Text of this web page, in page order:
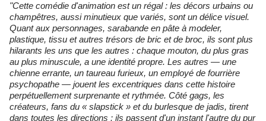
"Cette comédie d'animation est un régal : les décors urbains ou
champêtres, aussi minutieux que variés, sont un délice visuel.
Quant aux personnages, sarabande en pâte à modeler,
plastique, tissu et autres trésors de bric et de broc, ils sont plus
hilarants les uns que les autres : chaque mouton, du plus gras
au plus minuscule, a une identité propre. Les autres — une
chienne errante, un taureau furieux, un employé de fourrière
psychopathe — jouent les excentriques dans cette histoire
perpétuellement surprenante et rythmée. Côté gags, les
créateurs, fans du « slapstick » et du burlesque de jadis, tirent
dans toutes les directions : ils passent d'un instant l'autre du pur